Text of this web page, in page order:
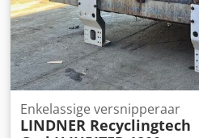
recht voor deze op elk moment
handelaren de machine
Dedpfxexftito Ab Uskr
Enkelassige versnipperaar
LINDNER Recyclingtech